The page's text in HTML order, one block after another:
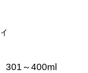
301～400ml